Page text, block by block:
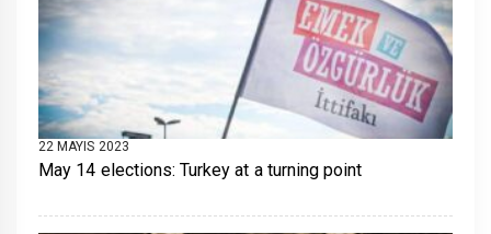
22 MAYIS 2023
May 14 elections: Turkey at a turning point